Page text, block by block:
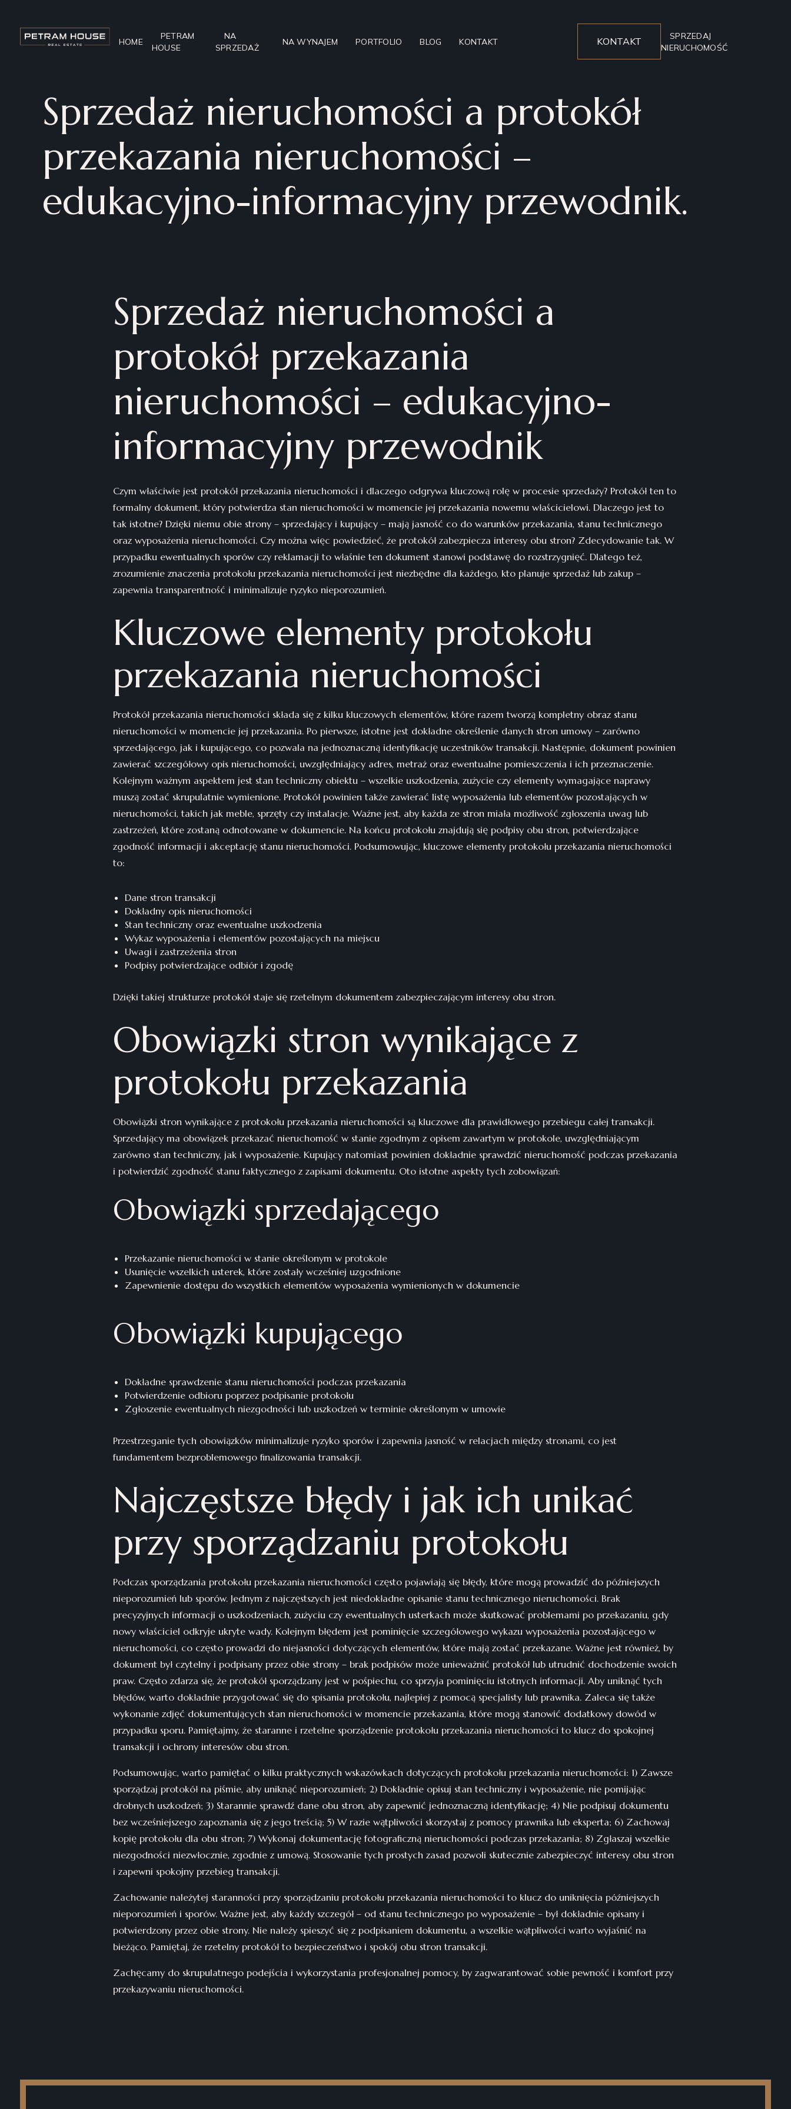
HOME
PETRAM
HOUSE
NA
SPRZEDAŻ
NA WYNAJEM PORTFOLIO BLOG KONTAKT KONTAKT
SPRZEDAJ
NIERUCHOMOŚĆ
Sprzedaż nieruchomości a protokół
przekazania nieruchomości –
edukacyjno-informacyjny przewodnik.
Sprzedaż nieruchomości a
protokół przekazania
nieruchomości – edukacyjno-
informacyjny przewodnik
Czym właściwie jest protokół przekazania nieruchomości i dlaczego odgrywa kluczową rolę w procesie sprzedaży? Protokół ten to
formalny dokument, który potwierdza stan nieruchomości w momencie jej przekazania nowemu właścicielowi. Dlaczego jest to
tak istotne? Dzięki niemu obie strony – sprzedający i kupujący – mają jasność co do warunków przekazania, stanu technicznego
oraz wyposażenia nieruchomości. Czy można więc powiedzieć, że protokół zabezpiecza interesy obu stron? Zdecydowanie tak. W
przypadku ewentualnych sporów czy reklamacji to właśnie ten dokument stanowi podstawę do rozstrzygnięć. Dlatego też,
zrozumienie znaczenia protokołu przekazania nieruchomości jest niezbędne dla każdego, kto planuje sprzedaż lub zakup –
zapewnia transparentność i minimalizuje ryzyko nieporozumień.
Kluczowe elementy protokołu
przekazania nieruchomości
Protokół przekazania nieruchomości składa się z kilku kluczowych elementów, które razem tworzą kompletny obraz stanu
nieruchomości w momencie jej przekazania. Po pierwsze, istotne jest dokładne określenie danych stron umowy – zarówno
sprzedającego, jak i kupującego, co pozwala na jednoznaczną identyfikację uczestników transakcji. Następnie, dokument powinien
zawierać szczegółowy opis nieruchomości, uwzględniający adres, metraż oraz ewentualne pomieszczenia i ich przeznaczenie.
Kolejnym ważnym aspektem jest stan techniczny obiektu – wszelkie uszkodzenia, zużycie czy elementy wymagające naprawy
muszą zostać skrupulatnie wymienione. Protokół powinien także zawierać listę wyposażenia lub elementów pozostających w
nieruchomości, takich jak meble, sprzęty czy instalacje. Ważne jest, aby każda ze stron miała możliwość zgłoszenia uwag lub
zastrzeżeń, które zostaną odnotowane w dokumencie. Na końcu protokołu znajdują się podpisy obu stron, potwierdzające
zgodność informacji i akceptację stanu nieruchomości. Podsumowując, kluczowe elementy protokołu przekazania nieruchomości
to:
Dane stron transakcji
Dokładny opis nieruchomości
Stan techniczny oraz ewentualne uszkodzenia
Wykaz wyposażenia i elementów pozostających na miejscu
Uwagi i zastrzeżenia stron
Podpisy potwierdzające odbiór i zgodę
Dzięki takiej strukturze protokół staje się rzetelnym dokumentem zabezpieczającym interesy obu stron.
Obowiązki stron wynikające z
protokołu przekazania
Obowiązki stron wynikające z protokołu przekazania nieruchomości są kluczowe dla prawidłowego przebiegu całej transakcji.
Sprzedający ma obowiązek przekazać nieruchomość w stanie zgodnym z opisem zawartym w protokole, uwzględniającym
zarówno stan techniczny, jak i wyposażenie. Kupujący natomiast powinien dokładnie sprawdzić nieruchomość podczas przekazania
i potwierdzić zgodność stanu faktycznego z zapisami dokumentu. Oto istotne aspekty tych zobowiązań:
Obowiązki sprzedającego
Przekazanie nieruchomości w stanie określonym w protokole
Usunięcie wszelkich usterek, które zostały wcześniej uzgodnione
Zapewnienie dostępu do wszystkich elementów wyposażenia wymienionych w dokumencie
Obowiązki kupującego
Dokładne sprawdzenie stanu nieruchomości podczas przekazania
Potwierdzenie odbioru poprzez podpisanie protokołu
Zgłoszenie ewentualnych niezgodności lub uszkodzeń w terminie określonym w umowie
Przestrzeganie tych obowiązków minimalizuje ryzyko sporów i zapewnia jasność w relacjach między stronami, co jest
fundamentem bezproblemowego finalizowania transakcji.
Najczęstsze błędy i jak ich unikać
przy sporządzaniu protokołu
Podczas sporządzania protokołu przekazania nieruchomości często pojawiają się błędy, które mogą prowadzić do późniejszych
nieporozumień lub sporów. Jednym z najczęstszych jest niedokładne opisanie stanu technicznego nieruchomości. Brak
precyzyjnych informacji o uszkodzeniach, zużyciu czy ewentualnych usterkach może skutkować problemami po przekazaniu, gdy
nowy właściciel odkryje ukryte wady. Kolejnym błędem jest pominięcie szczegółowego wykazu wyposażenia pozostającego w
nieruchomości, co często prowadzi do niejasności dotyczących elementów, które mają zostać przekazane. Ważne jest również, by
dokument był czytelny i podpisany przez obie strony – brak podpisów może unieważnić protokół lub utrudnić dochodzenie swoich
praw. Często zdarza się, że protokół sporządzany jest w pośpiechu, co sprzyja pominięciu istotnych informacji. Aby uniknąć tych
błędów, warto dokładnie przygotować się do spisania protokołu, najlepiej z pomocą specjalisty lub prawnika. Zaleca się także
wykonanie zdjęć dokumentujących stan nieruchomości w momencie przekazania, które mogą stanowić dodatkowy dowód w
przypadku sporu. Pamiętajmy, że staranne i rzetelne sporządzenie protokołu przekazania nieruchomości to klucz do spokojnej
transakcji i ochrony interesów obu stron.
Podsumowując, warto pamiętać o kilku praktycznych wskazówkach dotyczących protokołu przekazania nieruchomości: 1) Zawsze
sporządzaj protokół na piśmie, aby uniknąć nieporozumień; 2) Dokładnie opisuj stan techniczny i wyposażenie, nie pomijając
drobnych uszkodzeń; 3) Starannie sprawdź dane obu stron, aby zapewnić jednoznaczną identyfikację; 4) Nie podpisuj dokumentu
bez wcześniejszego zapoznania się z jego treścią; 5) W razie wątpliwości skorzystaj z pomocy prawnika lub eksperta; 6) Zachowaj
kopię protokołu dla obu stron; 7) Wykonaj dokumentację fotograficzną nieruchomości podczas przekazania; 8) Zgłaszaj wszelkie
niezgodności niezwłocznie, zgodnie z umową. Stosowanie tych prostych zasad pozwoli skutecznie zabezpieczyć interesy obu stron
i zapewni spokojny przebieg transakcji.
Zachowanie należytej staranności przy sporządzaniu protokołu przekazania nieruchomości to klucz do uniknięcia późniejszych
nieporozumień i sporów. Ważne jest, aby każdy szczegół – od stanu technicznego po wyposażenie – był dokładnie opisany i
potwierdzony przez obie strony. Nie należy spieszyć się z podpisaniem dokumentu, a wszelkie wątpliwości warto wyjaśnić na
bieżąco. Pamiętaj, że rzetelny protokół to bezpieczeństwo i spokój obu stron transakcji.
Zachęcamy do skrupulatnego podejścia i wykorzystania profesjonalnej pomocy, by zagwarantować sobie pewność i komfort przy
przekazywaniu nieruchomości.